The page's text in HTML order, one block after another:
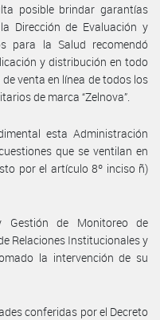
posible brindar garantías
Dirección de Evaluación y
para la Salud recomendó
y distribución en todo
venta en línea de todos los
de marca “Zelnova”.
esta Administración
que se ventilan en
por el artículo 8º inciso ñ)
Gestión de Monitoreo de
Relaciones Institucionales y
la intervención de su
conferidas por el Decreto